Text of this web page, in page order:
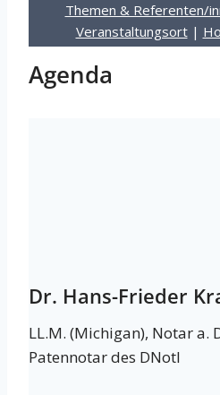
Themen & Referenten/
Veranstaltungsort|
Agenda
Dr. Hans-Frieder
LL.M. (Michigan), Notar a.
Patennotar des DNotI